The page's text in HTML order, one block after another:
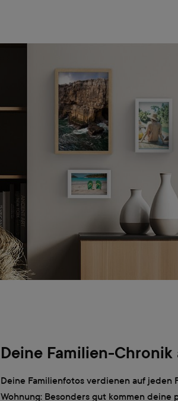
Deine Familien-Chronik
Deine Familienfotos verdienen auf jeden
Wohnung: Besonders gut kommen